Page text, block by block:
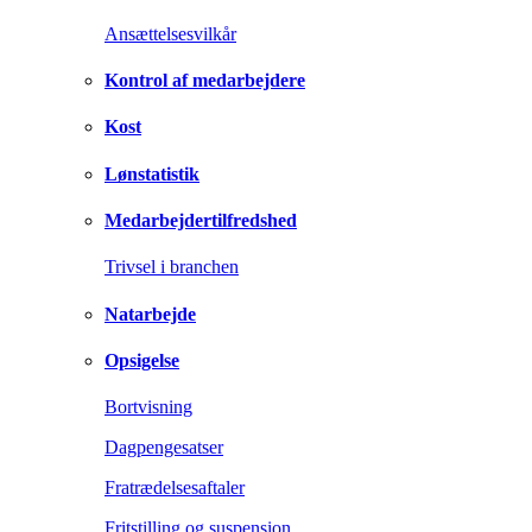
Ansættelsesvilkår
Kontrol af medarbejdere
Kost
Lønstatistik
Medarbejdertilfredshed
Trivsel i branchen
Natarbejde
Opsigelse
Bortvisning
Dagpengesatser
Fratrædelsesaftaler
Fritstilling og suspension